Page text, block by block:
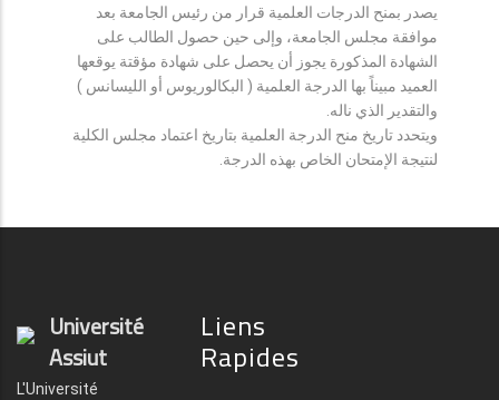
يصدر بمنح الدرجات العلمية قرار من رئيس الجامعة بعد
موافقة مجلس الجامعة، وإلى حين حصول الطالب على
الشهادة المذكورة يجوز أن يحصل على شهادة مؤقتة يوقعها
العميد مبيناً بها الدرجة العلمية ( البكالوريوس أو الليسانس )
والتقدير الذي ناله.
ويتحدد تاريخ منح الدرجة العلمية بتاريخ اعتماد مجلس الكلية
لنتيجة الإمتحان الخاص بهذه الدرجة.
Université
Assiut
L'Université
Liens
Rapides